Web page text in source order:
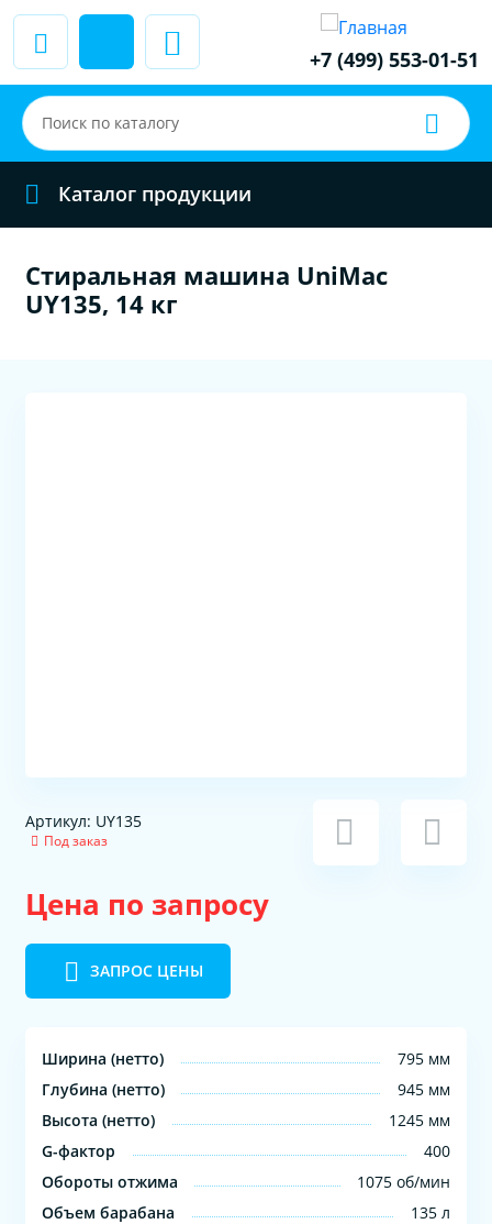
+7 (499) 553-01-51
Каталог продукции
Стиральная машина UniMac
UY135, 14 кг
Артикул: UY135
Под заказ
Цена по запросу
ЗАПРОС ЦЕНЫ
Ширина (нетто)
795 мм
Глубина (нетто)
945 мм
Высота (нетто)
1245 мм
G-фактор
400
Обороты отжима
1075 об/мин
Объем барабана
135 л